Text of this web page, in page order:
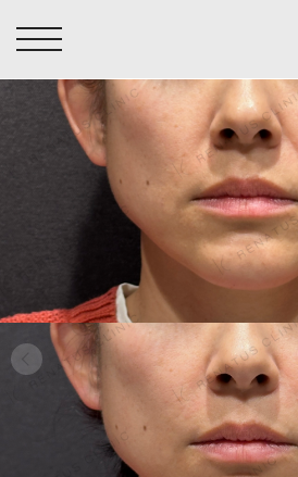
ヒアルロン酸注入症例一覧
医療脱毛症例一覧
アートメイク症例一覧
クリニック一覧
医師一覧
看護師一覧
新着情報
運
よ
お
未
規
コラ
ヒアルロン酸注入
担当医師から探す
副田 周
高橋 希
東山 麻伊子
Preparation
製剤から
ザーフ
ボラックス
ボリューマ
ボリフト